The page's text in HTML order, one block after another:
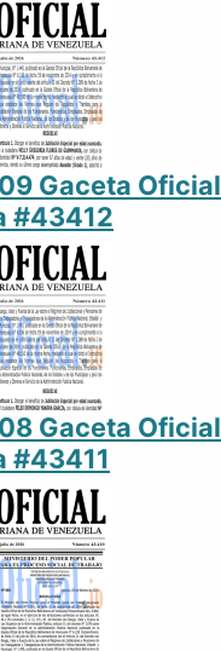
Gaceta Oficial
#43412
Gaceta Oficial
#43411